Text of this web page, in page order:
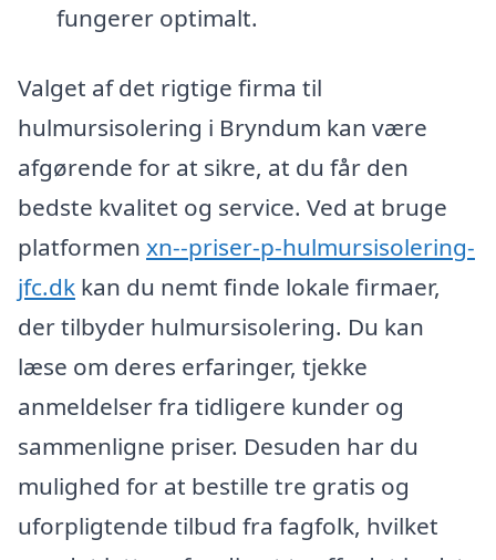
fungerer optimalt.
Valget af det rigtige firma til
hulmursisolering i Bryndum kan være
afgørende for at sikre, at du får den
bedste kvalitet og service. Ved at bruge
platformen xn--priser-p-hulmursisolering-
jfc.dk kan du nemt finde lokale firmaer,
der tilbyder hulmursisolering. Du kan
læse om deres erfaringer, tjekke
anmeldelser fra tidligere kunder og
sammenligne priser. Desuden har du
mulighed for at bestille tre gratis og
uforpligtende tilbud fra fagfolk, hvilket